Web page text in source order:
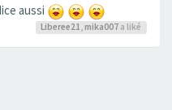
aussi
Liberee21, mika007 a liké